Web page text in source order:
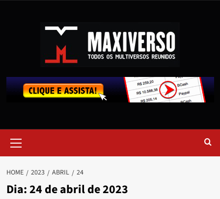
HOME 2023 ABRIL 24
Dia:24 de abril de 2023